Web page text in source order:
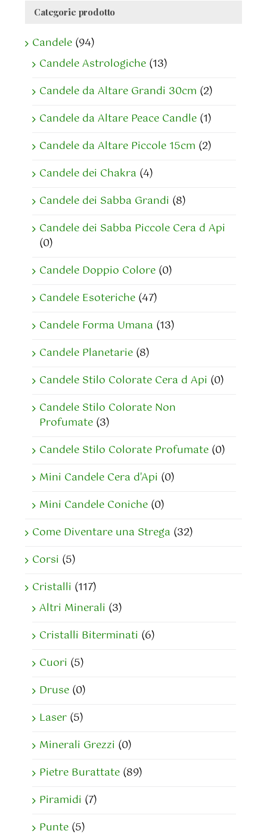
Categorie prodotto
Candele (94)
Candele Astrologiche (13)
Candele da Altare Grandi 30cm (2)
Candele da Altare Peace Candle (1)
Candele da Altare Piccole 15cm (2)
Candele dei Chakra (4)
Candele dei Sabba Grandi (8)
Candele dei Sabba Piccole Cera d Api
(0)
Candele Doppio Colore (0)
Candele Esoteriche (47)
Candele Forma Umana (13)
Candele Planetarie (8)
Candele Stilo Colorate Cera d Api (0)
Candele Stilo Colorate Non
Profumate (3)
Candele Stilo Colorate Profumate (0)
Mini Candele Cera d'Api (0)
Mini Candele Coniche (0)
Come Diventare una Strega (32)
Corsi (5)
Cristalli (117)
Altri Minerali (3)
Cristalli Biterminati (6)
Cuori (5)
Druse (0)
Laser (5)
Minerali Grezzi (0)
Pietre Burattate (89)
Piramidi (7)
Punte (5)